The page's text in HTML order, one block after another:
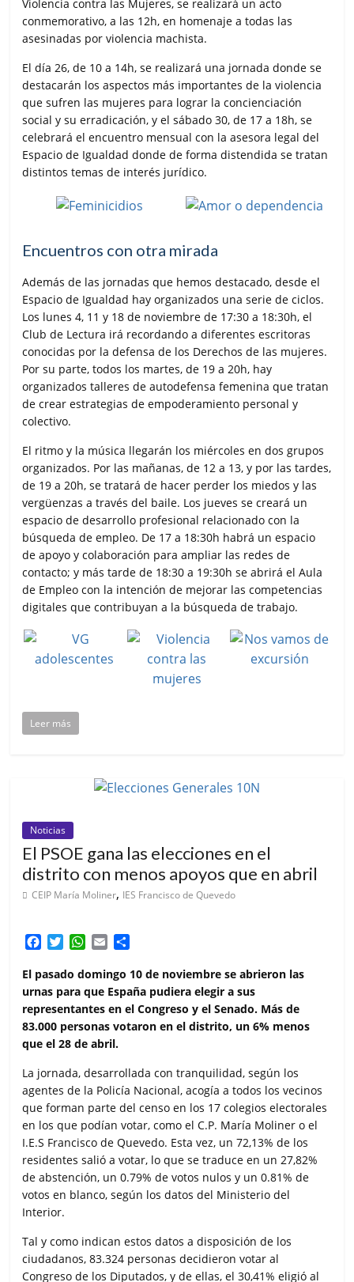
Violencia contra las Mujeres, se realizará un acto
conmemorativo, a las 12h, en homenaje a todas las
asesinadas por violencia machista.
El día 26, de 10 a 14h, se realizará una jornada donde se
destacarán los aspectos más importantes de la violencia
que sufren las mujeres para lograr la concienciación
social y su erradicación, y el sábado 30, de 17 a 18h, se
celebrará el encuentro mensual con la asesora legal del
Espacio de Igualdad donde de forma distendida se tratan
distintos temas de interés jurídico.
Encuentros con otra mirada
Además de las jornadas que hemos destacado, desde el
Espacio de Igualdad hay organizados una serie de ciclos.
Los lunes 4, 11 y 18 de noviembre de 17:30 a 18:30h, el
Club de Lectura irá recordando a diferentes escritoras
conocidas por la defensa de los Derechos de las mujeres.
Por su parte, todos los martes, de 19 a 20h, hay
organizados talleres de autodefensa femenina que tratan
de crear estrategias de empoderamiento personal y
colectivo.
El ritmo y la música llegarán los miércoles en dos grupos
organizados. Por las mañanas, de 12 a 13, y por las tardes,
de 19 a 20h, se tratará de hacer perder los miedos y las
vergüenzas a través del baile. Los jueves se creará un
espacio de desarrollo profesional relacionado con la
búsqueda de empleo. De 17 a 18:30h habrá un espacio
de apoyo y colaboración para ampliar las redes de
contacto; y más tarde de 18:30 a 19:30h se abrirá el Aula
de Empleo con la intención de mejorar las competencias
digitales que contribuyan a la búsqueda de trabajo.
Leer más
Noticias
El PSOE gana las elecciones en el
distrito con menos apoyos que en abril
CEIP María Moliner, IES Francisco de Quevedo
F
c
e
b
o
o
k
T
i
t
t
e
r
W
a
t
s
A
p
p
E
a
i
l
m
p
a
r
t
r
El pasado domingo 10 de noviembre se abrieron las
urnas para que España pudiera elegir a sus
representantes en el Congreso y el Senado. Más de
83.000 personas votaron en el distrito, un 6% menos
que el 28 de abril.
La jornada, desarrollada con tranquilidad, según los
agentes de la Policía Nacional, acogía a todos los vecinos
que forman parte del censo en los 17 colegios electorales
en los que podían votar, como el C.P. María Moliner o el
I.E.S Francisco de Quevedo. Esta vez, un 72,13% de los
residentes salió a votar, lo que se traduce en un 27,82%
de abstención, un 0.79% de votos nulos y un 0.81% de
votos en blanco, según los datos del Ministerio del
Interior.
Tal y como indican estos datos a disposición de los
ciudadanos, 83.324 personas decidieron votar al
Congreso de los Diputados, y de ellas, el 30,41% eligió al